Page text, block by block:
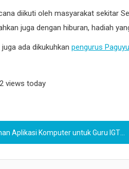
diikuti oleh masyarakat sekitar
juga dengan hiburan, hadiah
ada dikukuhkan pengurus
views today
Aplikasi Komputer untuk Guru IGTKI Sedayu